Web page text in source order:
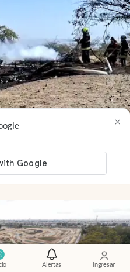
Alertas Ingresar
×
Nazca y murieron 13